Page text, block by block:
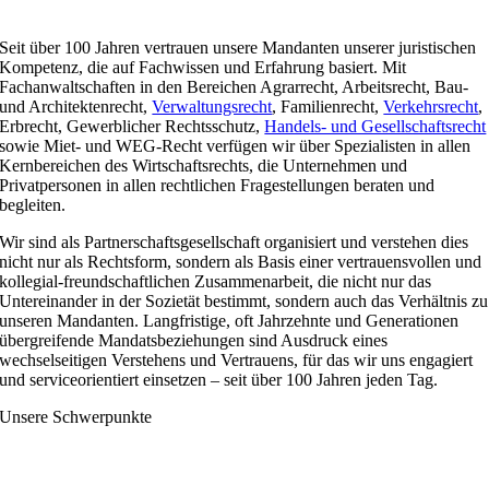
Seit über 100 Jahren vertrauen unsere Mandanten unserer juristischen
Kompetenz, die auf Fachwissen und Erfahrung basiert. Mit
Fachanwaltschaften in den Bereichen Agrarrecht, Arbeitsrecht, Bau-
und Architektenrecht,Verwaltungsrecht, Familienrecht,Verkehrsrecht,
Erbrecht, Gewerblicher Rechtsschutz,Handels- und Gesellschaftsrecht
sowie Miet- und WEG-Recht verfügen wir über Spezialisten in allen
Kernbereichen des Wirtschaftsrechts, die Unternehmen und
Privatpersonen in allen rechtlichen Fragestellungen beraten und
begleiten.
Wir sind als Partnerschaftsgesellschaft organisiert und verstehen dies
nicht nur als Rechtsform, sondern als Basis einer vertrauensvollen und
kollegial-freundschaftlichen Zusammenarbeit, die nicht nur das
Untereinander in der Sozietät bestimmt, sondern auch das Verhältnis zu
unseren Mandanten. Langfristige, oft Jahrzehnte und Generationen
übergreifende Mandatsbeziehungen sind Ausdruck eines
wechselseitigen Verstehens und Vertrauens, für das wir uns engagiert
und serviceorientiert einsetzen – seit über 100 Jahren jeden Tag.
Unsere Schwerpunkte